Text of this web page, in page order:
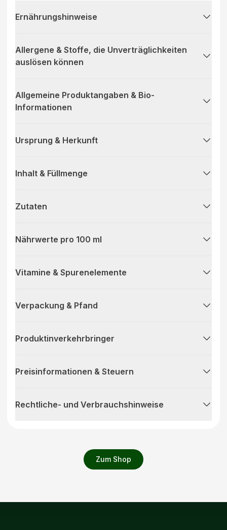
Zum Shop
Ernährungshinweise
Allergene & Stoffe, die Unverträglichkeiten
auslösen können
Allgemeine Produktangaben & Bio-
Informationen
Ursprung & Herkunft
Inhalt & Füllmenge
Zutaten
Nährwerte pro 100 ml
Vitamine & Spurenelemente
Verpackung & Pfand
Produktinverkehrbringer
Preisinformationen & Steuern
Rechtliche- und Verbrauchshinweise